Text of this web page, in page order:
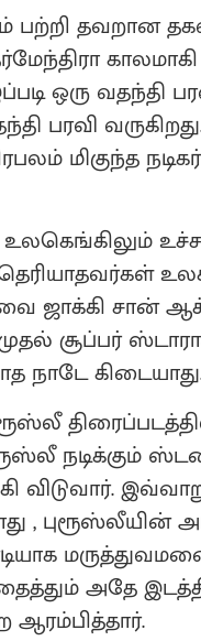
தவறான
ஒரு வதந்தி
பரவி
மிகுந்த
உலகெங்கிலும்
ஜாக்கி சான்
சூப்பர்
நாடே
நடிக்கும்
, புரூஸ்லீயின்
அதே